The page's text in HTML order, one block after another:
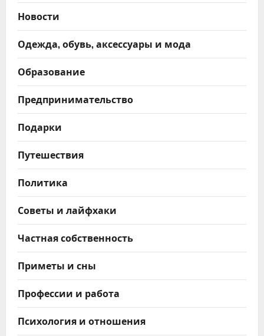
Новости
Одежда, обувь, аксессуары и мода
Образование
Предпринимательство
Подарки
Путешествия
Политика
Советы и лайфхаки
Частная собственность
Приметы и сны
Профессии и работа
Психология и отношения